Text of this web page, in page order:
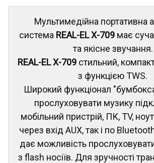
Мультимедійна портативна
система REAL-EL X-709 має
та якісне звучання.
REAL-EL X-709 стильний,
з функцією TWS.
Широкий функціонал
прослуховувати музику
мобільний пристрій, ПК, TV,
через вхід AUX, так і по
дає можливість
з flash носіїв. Для зручності